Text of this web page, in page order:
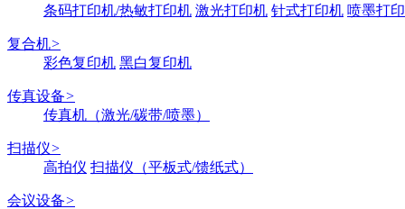
条码打印机/热敏打印机 激光打印机 针式打印机 喷墨打
复合机>
彩色复印机 黑白复印机
传真设备>
传真机（激光/碳带/喷墨）
扫描仪>
高拍仪 扫描仪（平板式/馈纸式）
会议设备>